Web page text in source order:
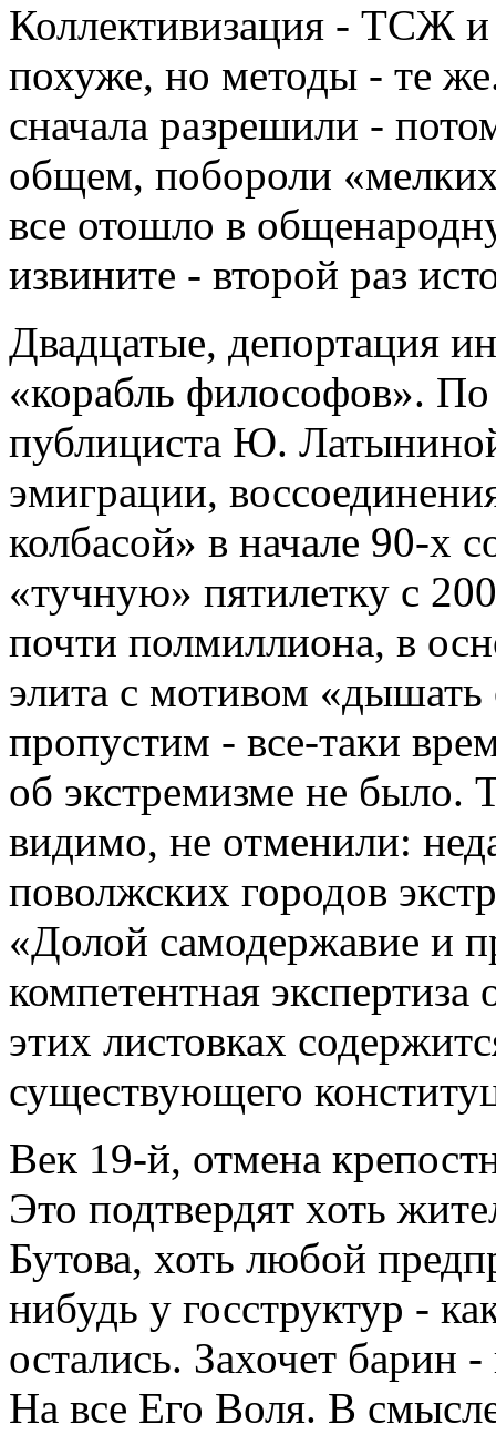
Коллективизация - ТСЖ
похуже, но методы - те
сначала разрешили -
общем, побороли
все отошло в
извините - второй раз
Двадцатые, депортация
«корабль философов».
публициста Ю.
эмиграции,
колбасой» в начале 90-х
«тучную» пятилетку с
почти полмиллиона, в
элита с мотивом
пропустим - все-таки
об экстремизме не было.
видимо, не отменили:
поволжских городов
«Долой самодержавие и
компетентная
этих листовках
существующего
Век 19-й, отмена
Это подтвердят хоть
Бутова, хоть любой
нибудь у госструктур -
остались. Захочет барин
На все Его Воля. В